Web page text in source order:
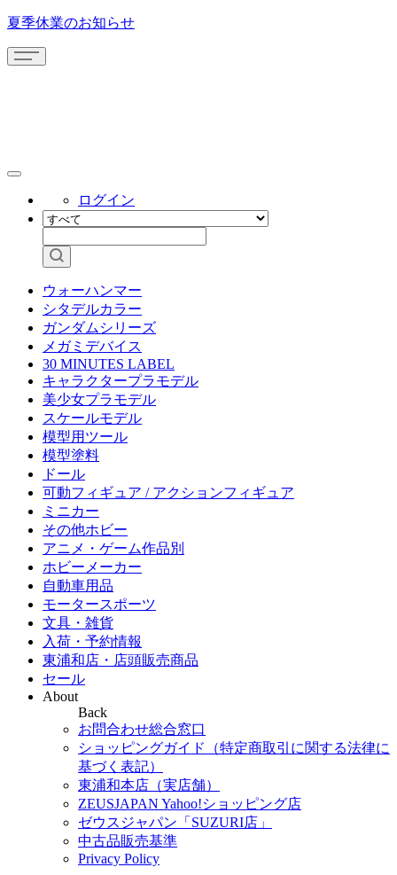
夏季休業のお知らせ
ログイン
ウォーハンマー
シタデルカラー
ガンダムシリーズ
メガミデバイス
30 MINUTES LABEL
キャラクタープラモデル
美少女プラモデル
スケールモデル
模型用ツール
模型塗料
ドール
可動フィギュア / アクションフィギュア
ミニカー
その他ホビー
アニメ・ゲーム作品別
ホビーメーカー
自動車用品
モータースポーツ
文具・雑貨
入荷・予約情報
東浦和店・店頭販売商品
セール
About
Back
お問合わせ総合窓口
ショッピングガイド（特定商取引に関する法律に
基づく表記）
東浦和本店（実店舗）
ZEUSJAPAN Yahoo!ショッピング店
ゼウスジャパン「SUZURI店」
中古品販売基準
Privacy Policy